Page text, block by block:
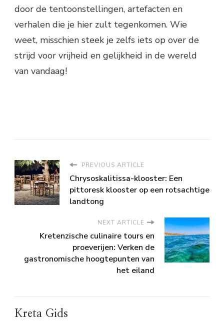
door de tentoonstellingen, artefacten en
verhalen die je hier zult tegenkomen. Wie
weet, misschien steek je zelfs iets op over de
strijd voor vrijheid en gelijkheid in de wereld
van vandaag!
PREVIOUS ARTICLE
Chrysoskalitissa-klooster: Een
pittoresk klooster op een rotsachtige
landtong
NEXT ARTICLE
Kretenzische culinaire tours en
proeverijen: Verken de
gastronomische hoogtepunten van
het eiland
Kreta Gids